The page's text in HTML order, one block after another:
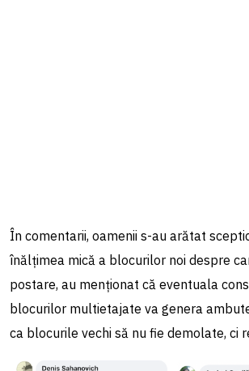
În comentarii, oamenii s-au arătat
înălțimea mică a blocurilor noi despre
postare, au menționat că eventuala
blocurilor multietajate va genera
ca blocurile vechi să nu fie demolate, ci